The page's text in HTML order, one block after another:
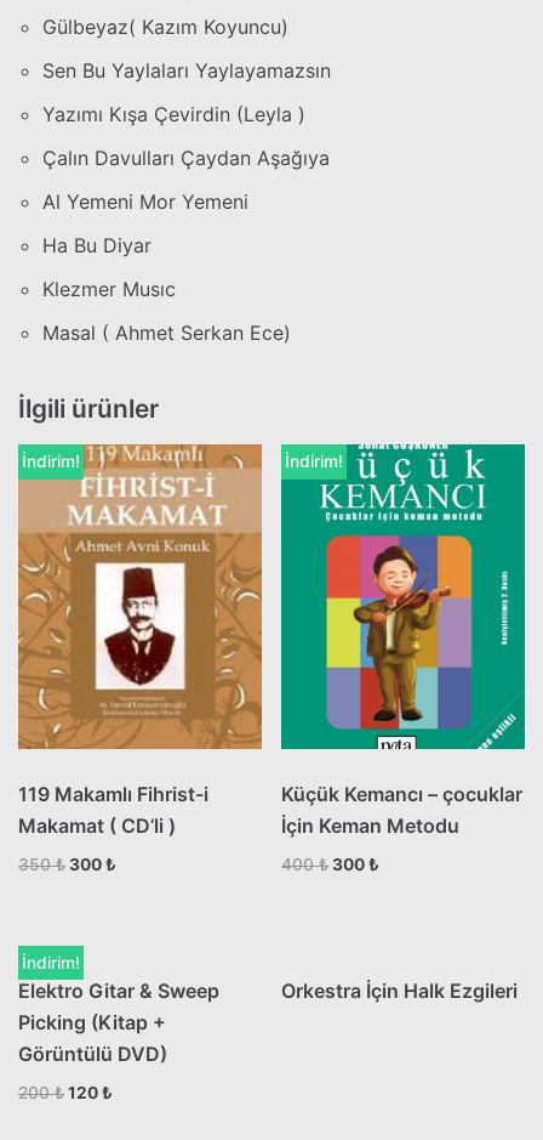
Gülbeyaz( Kazım Koyuncu)
Sen Bu Yaylaları Yaylayamazsın
Yazımı Kışa Çevirdin (Leyla )
Çalın Davulları Çaydan Aşağıya
Al Yemeni Mor Yemeni
Ha Bu Diyar
Klezmer Musıc
Masal ( Ahmet Serkan Ece)
İlgili ürünler
İndirim!
119 Makamlı Fihrist-i
Makamat ( CD’li )
350₺300₺
İndirim!
Küçük Kemancı – çocuklar
İçin Keman Metodu
400₺300₺
İndirim!
Elektro Gitar & Sweep
Picking (Kitap +
Görüntülü DVD)
200₺120₺
Orkestra İçin Halk Ezgileri